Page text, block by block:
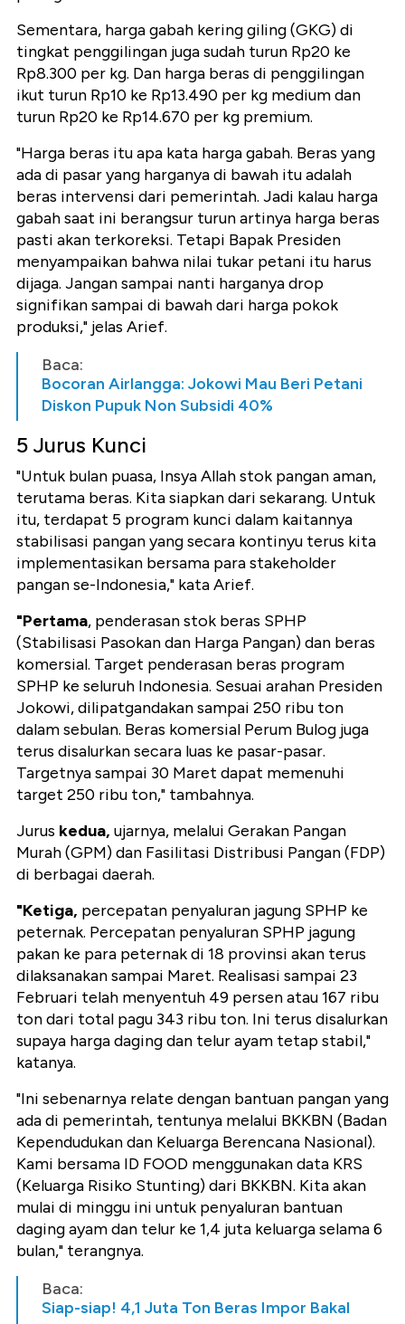
Sementara, harga gabah kering giling (GKG) di
tingkat penggilingan juga sudah turun Rp20 ke
Rp8.300 per kg. Dan harga beras di penggilingan
ikut turun Rp10 ke Rp13.490 per kg medium dan
turun Rp20 ke Rp14.670 per kg premium.
"Harga beras itu apa kata harga gabah. Beras yang
ada di pasar yang harganya di bawah itu adalah
beras intervensi dari pemerintah. Jadi kalau harga
gabah saat ini berangsur turun artinya harga beras
pasti akan terkoreksi. Tetapi Bapak Presiden
menyampaikan bahwa nilai tukar petani itu harus
dijaga. Jangan sampai nanti harganya drop
signifikan sampai di bawah dari harga pokok
produksi," jelas Arief.
Baca:
Bocoran Airlangga: Jokowi Mau Beri Petani
Diskon Pupuk Non Subsidi 40%
5 Jurus Kunci
"Untuk bulan puasa, Insya Allah stok pangan aman,
terutama beras. Kita siapkan dari sekarang. Untuk
itu, terdapat 5 program kunci dalam kaitannya
stabilisasi pangan yang secara kontinyu terus kita
implementasikan bersama para stakeholder
pangan se-Indonesia," kata Arief.
"Pertama, penderasan stok beras SPHP
(Stabilisasi Pasokan dan Harga Pangan) dan beras
komersial. Target penderasan beras program
SPHP ke seluruh Indonesia. Sesuai arahan Presiden
Jokowi, dilipatgandakan sampai 250 ribu ton
dalam sebulan. Beras komersial Perum Bulog juga
terus disalurkan secara luas ke pasar-pasar.
Targetnya sampai 30 Maret dapat memenuhi
target 250 ribu ton," tambahnya.
Jurus kedua, ujarnya, melalui Gerakan Pangan
Murah (GPM) dan Fasilitasi Distribusi Pangan (FDP)
di berbagai daerah.
"Ketiga, percepatan penyaluran jagung SPHP ke
peternak. Percepatan penyaluran SPHP jagung
pakan ke para peternak di 18 provinsi akan terus
dilaksanakan sampai Maret. Realisasi sampai 23
Februari telah menyentuh 49 persen atau 167 ribu
ton dari total pagu 343 ribu ton. Ini terus disalurkan
supaya harga daging dan telur ayam tetap stabil,"
katanya.
"Ini sebenarnya relate dengan bantuan pangan yang
ada di pemerintah, tentunya melalui BKKBN (Badan
Kependudukan dan Keluarga Berencana Nasional).
Kami bersama ID FOOD menggunakan data KRS
(Keluarga Risiko Stunting) dari BKKBN. Kita akan
mulai di minggu ini untuk penyaluran bantuan
daging ayam dan telur ke 1,4 juta keluarga selama 6
bulan," terangnya.
Baca:
Siap-siap! 4,1 Juta Ton Beras Impor Bakal